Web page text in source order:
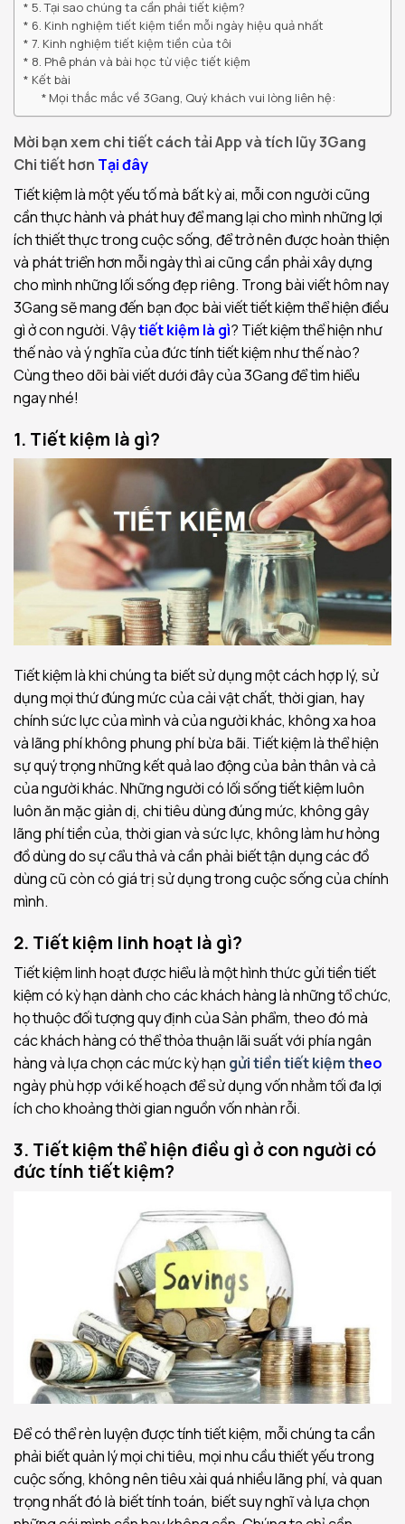
5. Tại sao chúng ta cần phải tiết kiệm?
6. Kinh nghiệm tiết kiệm tiền mỗi ngày hiệu quả nhất
7. Kinh nghiệm tiết kiệm tiền của tôi
8. Phê phán và bài học từ việc tiết kiệm
Kết bài
Mọi thắc mắc về 3Gang, Quý khách vui lòng liên hệ:
Mời bạn xem chi tiết cách tải App và tích lũy 3Gang
Chi tiết hơn Tại đây
Tiết kiệm là một yếu tố mà bất kỳ ai, mỗi con người cũng
cần thực hành và phát huy để mang lại cho mình những lợi
ích thiết thực trong cuộc sống, để trở nên được hoàn thiện
và phát triển hơn mỗi ngày thì ai cũng cần phải xây dựng
cho mình những lối sống đẹp riêng. Trong bài viết hôm nay
3Gang sẽ mang đến bạn đọc bài viết tiết kiệm thể hiện điều
gì ở con người. Vậytiết kiệm là gì? Tiết kiệm thể hiện như
thế nào và ý nghĩa của đức tính tiết kiệm như thế nào?
Cùng theo dõi bài viết dưới đây của 3Gang để tìm hiểu
ngay nhé!
1. Tiết kiệm là gì?
Tiết kiệm là khi chúng ta biết sử dụng một cách hợp lý, sử
dụng mọi thứ đúng mức của cải vật chất, thời gian, hay
chính sức lực của mình và của người khác, không xa hoa
và lãng phí không phung phí bừa bãi. Tiết kiệm là thể hiện
sự quý trọng những kết quả lao động của bản thân và cả
của người khác. Những người có lối sống tiết kiệm luôn
luôn ăn mặc giản dị, chi tiêu dùng đúng mức, không gây
lãng phí tiền của, thời gian và sức lực, không làm hư hỏng
đồ dùng do sự cẩu thả và cần phải biết tận dụng các đồ
dùng cũ còn có giá trị sử dụng trong cuộc sống của chính
mình.
2. Tiết kiệm linh hoạt là gì?
Tiết kiệm linh hoạt được hiểu là một hình thức gửi tiền tiết
kiệm có kỳ hạn dành cho các khách hàng là những tổ chức,
họ thuộc đối tượng quy định của Sản phẩm, theo đó mà
các khách hàng có thể thỏa thuận lãi suất với phía ngân
hàng và lựa chọn các mức kỳ hạn gửi tiền tiết kiệm theo
ngày phù hợp với kế hoạch để sử dụng vốn nhằm tối đa lợi
ích cho khoảng thời gian nguồn vốn nhàn rỗi.
3. Tiết kiệm thể hiện điều gì ở con người có
đức tính tiết kiệm?
Để có thể rèn luyện được tính tiết kiệm, mỗi chúng ta cần
phải biết quản lý mọi chi tiêu, mọi nhu cầu thiết yếu trong
cuộc sống, không nên tiêu xài quá nhiều lãng phí, và quan
trọng nhất đó là biết tính toán, biết suy nghĩ và lựa chọn